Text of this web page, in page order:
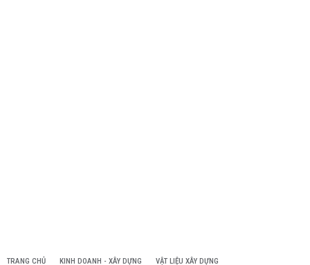
TRANG CHỦ KINH DOANH - XÂY DỰNG VẬT LIỆU XÂY DỰNG